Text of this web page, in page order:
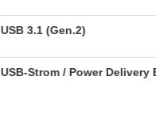
USB 3.1 (Gen.2)
USB-Strom / Power Delivery